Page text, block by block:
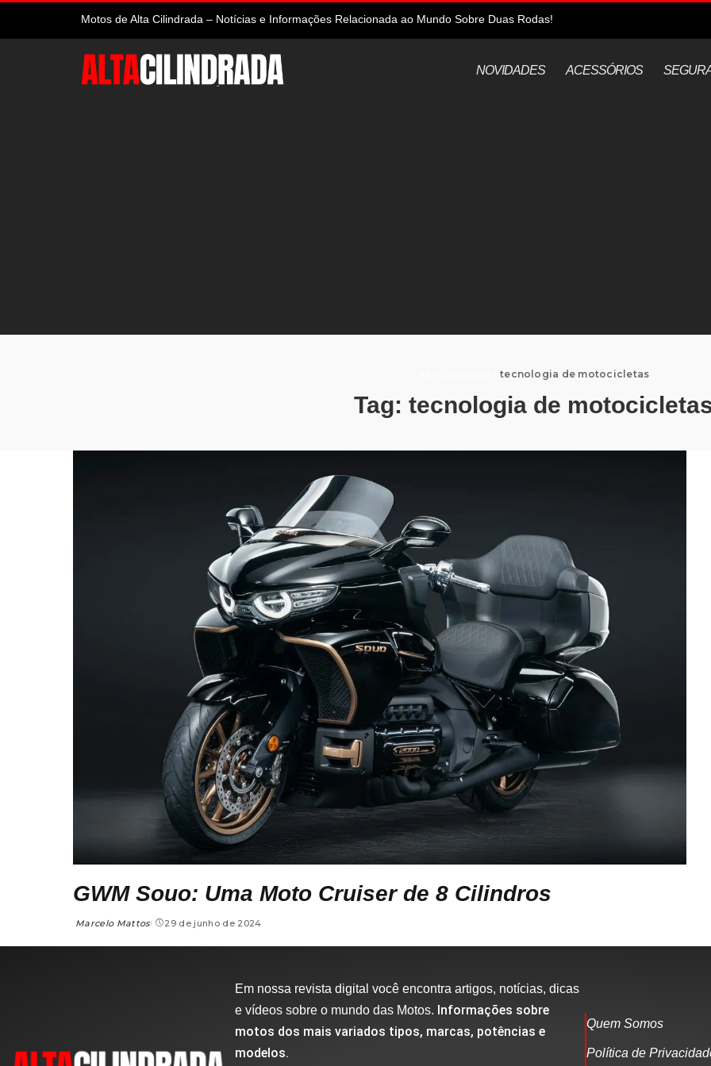
Motos de Alta Cilindrada – Notícias e Informações Relacionada ao Mundo Sobre Duas Rodas!
NOVIDADES ACESSÓRIOS
>tecnologia de motocicletas
Tag: tecnologia de
GWM Souo: Uma Moto Cruiser de 8 Cilindros
Marcelo Mattos 29 de junho de 2024
Em nossa revista digital você encontra artigos, notícias, dicas
e vídeos sobre o mundo das Motos. Informações sobre
motos dos mais variados tipos, marcas, potências e
modelos.
Quem Somos
Política de